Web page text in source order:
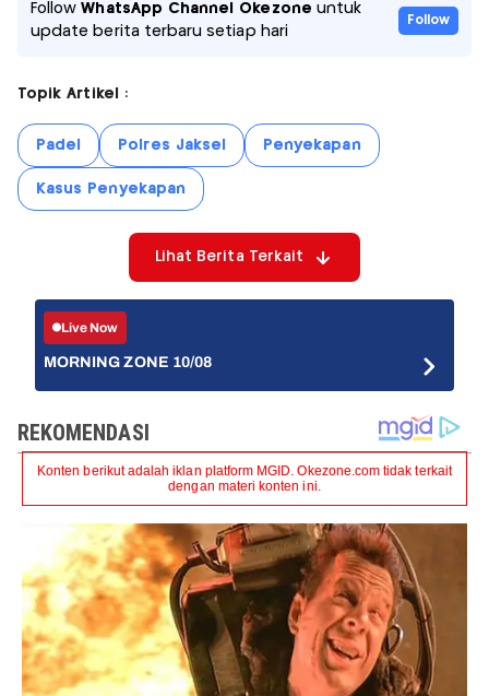
FollowWhatsApp Channel Okezone untuk
update berita terbaru setiap hari
Follow
Topik Artikel :
Padel Polres Jaksel Penyekapan
Kasus Penyekapan
Lihat Berita Terkait
Live Now
MORNING ZONE 10/08